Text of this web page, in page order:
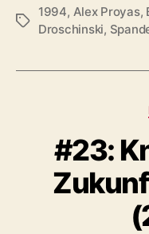
Schlagwörter
1994, Alex Proyas,
Droschinski,
#23: